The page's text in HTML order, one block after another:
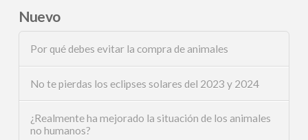
Nuevo
Por qué debes evitar la compra de animales
No te pierdas los eclipses solares del 2023 y 2024
¿Realmente ha mejorado la situación de los animales
no humanos?